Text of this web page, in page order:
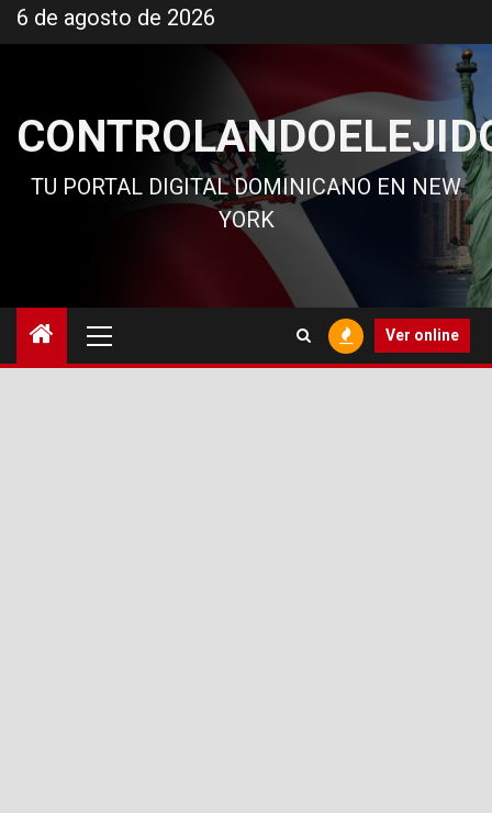
al
6 de agosto de 2026
TU PORTAL DIGITAL DOMINICANO EN NEW
YORK
principal
Ver online